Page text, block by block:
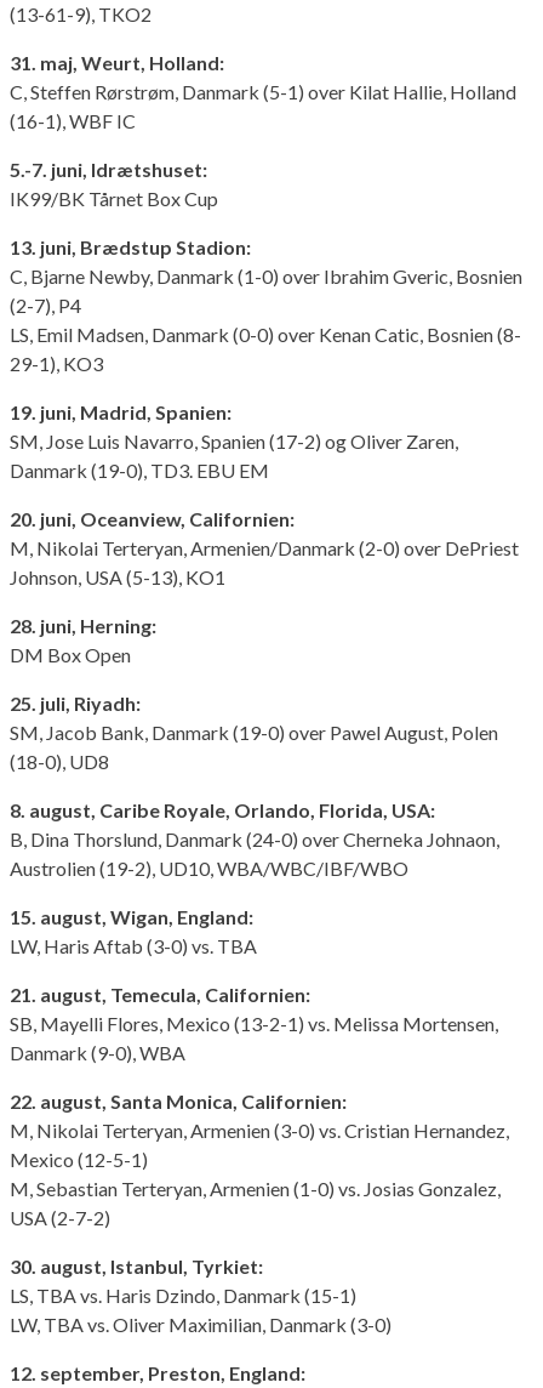
(13-61-9), TKO2
31. maj, Weurt, Holland:
C, Steffen Rørstrøm, Danmark (5-1) over Kilat Hallie, Holland
(16-1), WBF IC
5.-7. juni, Idrætshuset:
IK99/BK Tårnet Box Cup
13. juni, Brædstup Stadion:
C, Bjarne Newby, Danmark (1-0) over Ibrahim Gveric, Bosnien
(2-7), P4
LS, Emil Madsen, Danmark (0-0) over Kenan Catic, Bosnien (8-
29-1), KO3
19. juni, Madrid, Spanien:
SM, Jose Luis Navarro, Spanien (17-2) og Oliver Zaren,
Danmark (19-0), TD3. EBU EM
20. juni, Oceanview, Californien:
M, Nikolai Terteryan, Armenien/Danmark (2-0) over DePriest
Johnson, USA (5-13), KO1
28. juni, Herning:
DM Box Open
25. juli, Riyadh:
SM, Jacob Bank, Danmark (19-0) over Pawel August, Polen
(18-0), UD8
8. august, Caribe Royale, Orlando, Florida, USA:
B, Dina Thorslund, Danmark (24-0) over Cherneka Johnaon,
Austrolien (19-2), UD10, WBA/WBC/IBF/WBO
15. august, Wigan, England:
LW, Haris Aftab (3-0) vs. TBA
21. august, Temecula, Californien:
SB, Mayelli Flores, Mexico (13-2-1) vs. Melissa Mortensen,
Danmark (9-0), WBA
22. august, Santa Monica, Californien:
M, Nikolai Terteryan, Armenien (3-0) vs. Cristian Hernandez,
Mexico (12-5-1)
M, Sebastian Terteryan, Armenien (1-0) vs. Josias Gonzalez,
USA (2-7-2)
30. august, Istanbul, Tyrkiet:
LS, TBA vs. Haris Dzindo, Danmark (15-1)
LW, TBA vs. Oliver Maximilian, Danmark (3-0)
12. september, Preston, England: